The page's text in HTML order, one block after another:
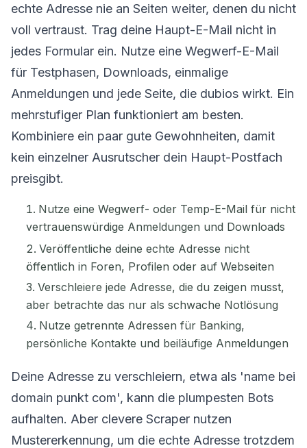
echte Adresse nie an Seiten weiter, denen du nicht
voll vertraust. Trag deine Haupt-E-Mail nicht in
jedes Formular ein. Nutze eine Wegwerf-E-Mail
für Testphasen, Downloads, einmalige
Anmeldungen und jede Seite, die dubios wirkt. Ein
mehrstufiger Plan funktioniert am besten.
Kombiniere ein paar gute Gewohnheiten, damit
kein einzelner Ausrutscher dein Haupt-Postfach
preisgibt.
Nutze eine Wegwerf- oder Temp-E-Mail für nicht
vertrauenswürdige Anmeldungen und Downloads
Veröffentliche deine echte Adresse nicht
öffentlich in Foren, Profilen oder auf Webseiten
Verschleiere jede Adresse, die du zeigen musst,
aber betrachte das nur als schwache Notlösung
Nutze getrennte Adressen für Banking,
persönliche Kontakte und beiläufige Anmeldungen
Deine Adresse zu verschleiern, etwa als 'name bei
domain punkt com', kann die plumpesten Bots
aufhalten. Aber clevere Scraper nutzen
Mustererkennung, um die echte Adresse trotzdem